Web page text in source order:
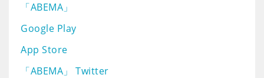
「ABEMA」
Google Play
App Store
「ABEMA」 Twitter